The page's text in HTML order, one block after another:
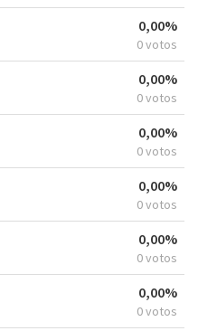
0,00%
0 votos
0,00%
0 votos
0,00%
0 votos
0,00%
0 votos
0,00%
0 votos
0,00%
0 votos